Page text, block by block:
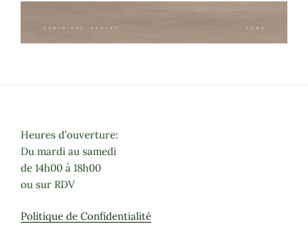
Heures d’ouverture:
Du mardi au samedi
de 14h00 à 18h00
ou sur RDV
Politique de Confidentialité